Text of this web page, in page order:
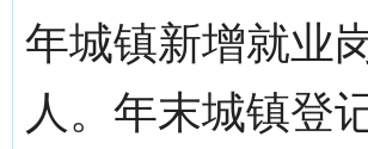
年城镇新增就业
人。年末城镇登